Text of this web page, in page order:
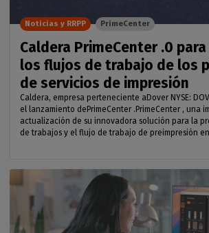
Caldera PrimeCenter .0
los flujos de trabajo de los
de servicios de impresión
Caldera, empresa perteneciente aDover NYSE:
el lanzamiento dePrimeCenter .PrimeCenter , una
actualización de su innovadora solución para la
de trabajos y el flujo de trabajo de preimpresión
Noticias y RRPP PrimeCenter